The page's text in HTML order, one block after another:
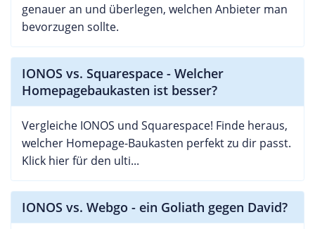
genauer an und überlegen, welchen Anbieter man
bevorzugen sollte.
IONOS vs. Squarespace - Welcher
Homepagebaukasten ist besser?
Vergleiche IONOS und Squarespace! Finde heraus,
welcher Homepage-Baukasten perfekt zu dir passt.
Klick hier für den ulti...
IONOS vs. Webgo - ein Goliath gegen David?